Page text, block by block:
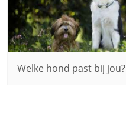
Welke hond past bij jou?